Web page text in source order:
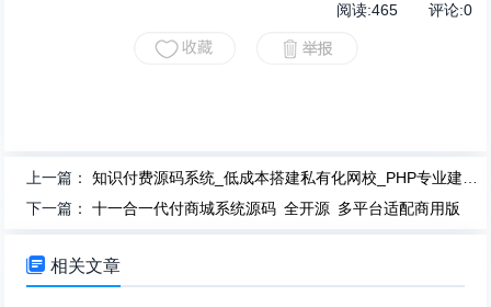
阅读:465评论:0
上一篇：知识付费源码系统_低成本搭建私有化网校_PHP专业建站方案
下一篇：十一合一代付商城系统源码 全开源 多平台适配商用版
 相关文章